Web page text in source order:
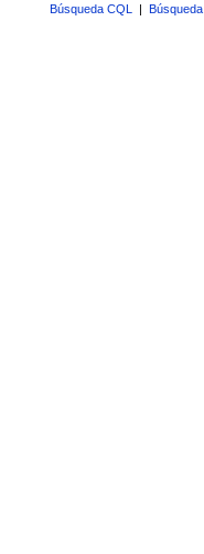
Búsqueda CQL |